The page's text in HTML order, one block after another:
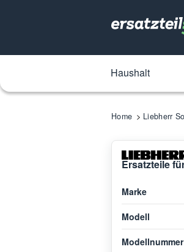
Haushalt
Home Liebherr
Ersatzteile
Marke
Modell
Modellnummer